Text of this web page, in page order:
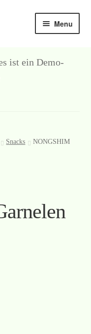
Menu
ist ein Demo-
Snacks
NONGSHIM